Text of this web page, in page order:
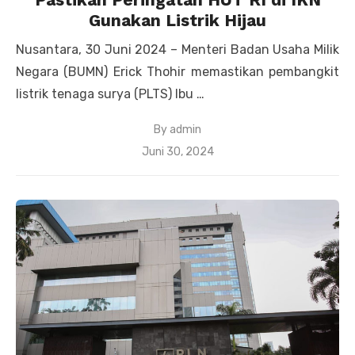
Gunakan Listrik Hijau
Nusantara, 30 Juni 2024 – Menteri Badan Usaha Milik
Negara (BUMN) Erick Thohir memastikan pembangkit
listrik tenaga surya (PLTS) Ibu …
By admin
Posted
Juni 30, 2024